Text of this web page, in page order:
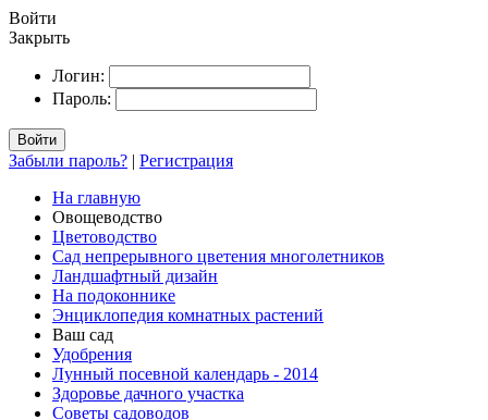
Войти
Закрыть
Логин:
Пароль:
Войти
Забыли пароль? | Регистрация
На главную
Овощеводство
Цветоводство
Сад непрерывного цветения многолетников
Ландшафтный дизайн
На подоконнике
Энциклопедия комнатных растений
Ваш сад
Удобрения
Лунный посевной календарь - 2014
Здоровье дачного участка
Советы садоводов